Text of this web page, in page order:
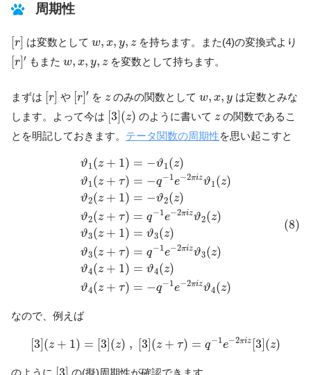
周期性
r
[r] は変数として w, x, y, z
w, x,y ,z を持ちます。また(4)の変換式より
r ′
[ ]′ もまた w, x, y, z
w, x,y ,z を変数として持ちます。
まずは [r]
[ ] や [r]′
[ ]′ を z
zのみの関数として w, x, y
w, x,y は定数とみな
します。よって今は [3](z)
[3] ( ) のように書いて z
zの関数であるこ
とを明記しておきます。 テータ関数の周期性を思い起こすと
ϑ1 (z + 1) = −ϑ1 (z)
ϑ1 (z + τ) = −q−1 e−2πizϑ1 (z)
ϑ2(z + 1) = −ϑ2(z)
ϑ2(z + τ) = q−1 e−2πizϑ2(z)
ϑ3(z + 1) = ϑ3(z)
ϑ3(z + τ) = q−1 e−2πizϑ3(z)
ϑ4(z + 1) = ϑ4(z)
ϑ4(z + τ) = −q−1 e−2πizϑ4(z)
(8)
−ϑ 1 ) ϑ1( =− q −
なので、例えば
3 (z + 1) = 3 (z) , 3 (z + τ) = q−1e−2πiz [3 (z)
[ +1 [3] (z ) ](z + − 2π z[3](z)
[3]